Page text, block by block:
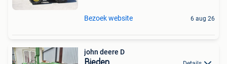
Bezoek website 6 aug 26
john deere D